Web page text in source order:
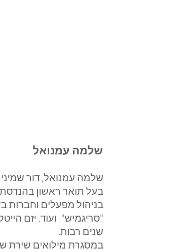
שלמה עמנואל
שלמה עמנואל, דור
בעל תואר ראשון בהנדסת
בניהול מפעלים וחברות
"סריגמיש" ועוד. יזם
שנים רבות.
במסגרת מילואים שירת